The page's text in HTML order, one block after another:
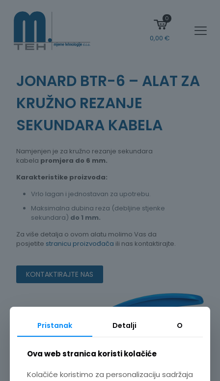
0
0,00 €
JONARD BTR-6 – ALAT ZA
KRUŽNO REZANJE
SEKUNDARA KABELA
Namjenjen je za kružno rezanje sekundara
kabela promjera do 6 mm.
Karakteristike proizvoda:
Vrlo lagan i jednostavan za upotrebu.
Maksimalna dubina reza (debljine stjenke
sekundara) do 1 mm.
Za više detalja o ovom alatu molimo Vas da
posjetite stranicu proizvođača ili nas kontaktirajte.
KONTAKTIRAJTE NAS
Pristanak Detalji O
Ova web stranica koristi kolačiće
Kolačiće koristimo za personalizaciju sadržaja